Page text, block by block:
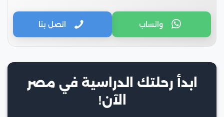
واتساب اتصل بنا
ابدأ رحلتك الدراسية في مصر
الآن!